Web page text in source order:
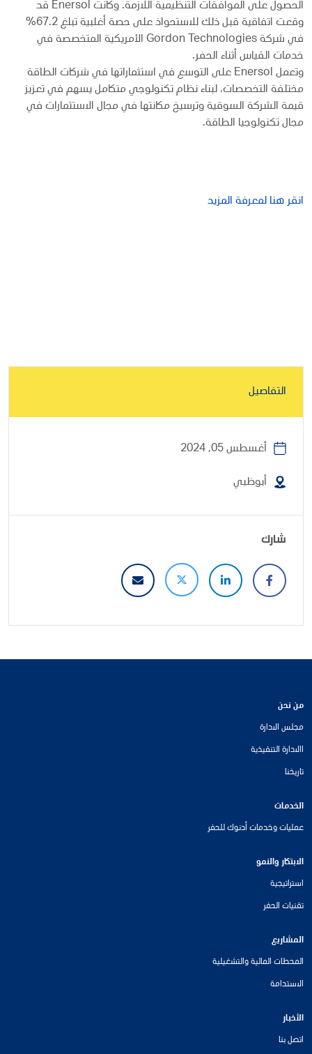
الحصول على الموافقات التنظيمية اللازمة. وكانت Enersol قد
وقعت اتفاقية قبل ذلك للاستحواذ على حصة أغلبية تبلغ 67.2%
في شركة Gordon Technologies الأمريكية المتخصصة في
خدمات القياس أثناء الحفر.
وتعمل Enersol على التوسع في استثماراتها في شركات الطاقة
مختلفة التخصصات، لبناء نظام تكنولوجي متكامل يسهم في تعزيز
قيمة الشركة السوقية وترسيخ مكانتها في مجال الاستثمارات في
مجال تكنولوجيا الطاقة.
انقر هنا لمعرفة المزيد
التفاصيل
أغسطس 05, 2024
أبوظبي
شارك
من نحن
مجلس الادارة
االادارة التنفيذية
تاريخنا
الخدمات
عمليات وخدمات أدنوك للحفر
الابتكار والنمو
استراتيجية
تقنيات الحفر
المشاريع
المحطات المالية والتشغيلية
الاستدامة
الأخبار
اتصل بنا